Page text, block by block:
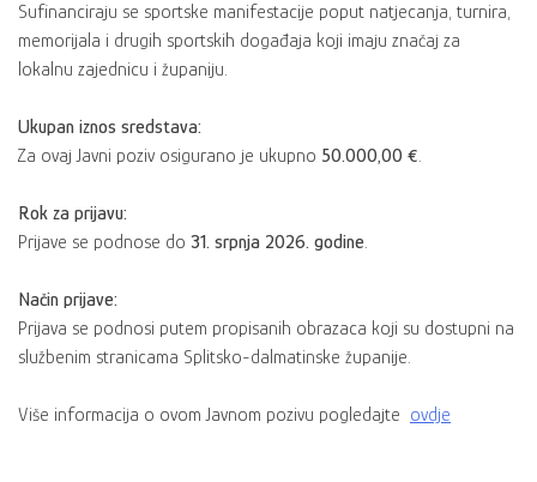
Sufinanciraju se sportske manifestacije poput natjecanja, turnira,
memorijala i drugih sportskih događaja koji imaju značaj za
lokalnu zajednicu i županiju.
Ukupan iznos sredstava:
Za ovaj Javni poziv osigurano je ukupno 50.000,00 €.
Rok za prijavu:
Prijave se podnose do 31. srpnja 2026. godine.
Način prijave:
Prijava se podnosi putem propisanih obrazaca koji su dostupni na
službenim stranicama Splitsko-dalmatinske županije.
Više informacija o ovom Javnom pozivu pogledajte ovdje